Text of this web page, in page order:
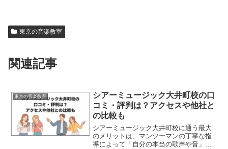
東京の音楽教室
関連記事
東京の音楽教室
シアーミュージック大井町校の口
コミ・評判は？アクセスや他社と
の比較も
シアーミュージック大井町校に通う最大
のメリットは、マンツーマンの丁寧な指
導によって「自分の本当の歌声や音」に